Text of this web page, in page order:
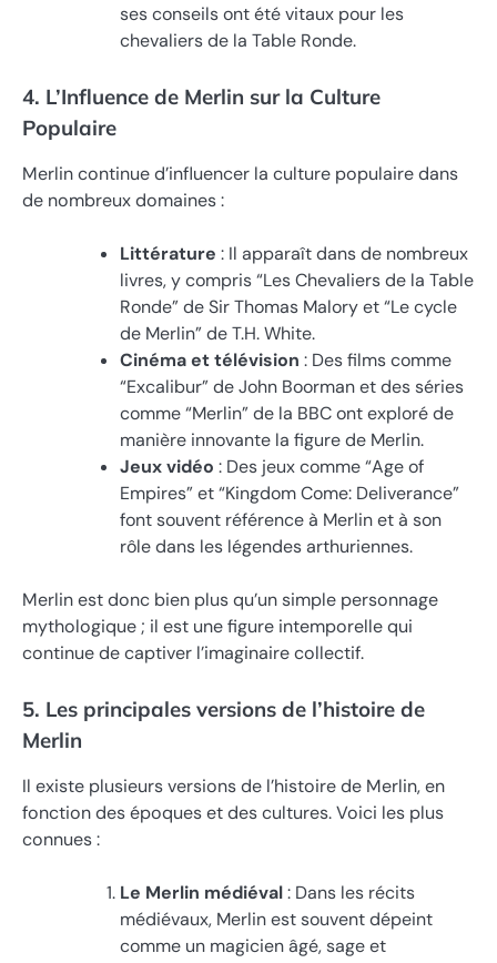
ses conseils ont été vitaux pour les
chevaliers de la Table Ronde.
4. L’Influence de Merlin sur la Culture
Populaire
Merlin continue d’influencer la culture populaire dans
de nombreux domaines :
Littérature : Il apparaît dans de nombreux
livres, y compris “Les Chevaliers de la Table
Ronde” de Sir Thomas Malory et “Le cycle
de Merlin” de T.H. White.
Cinéma et télévision : Des films comme
“Excalibur” de John Boorman et des séries
comme “Merlin” de la BBC ont exploré de
manière innovante la figure de Merlin.
Jeux vidéo : Des jeux comme “Age of
Empires” et “Kingdom Come: Deliverance”
font souvent référence à Merlin et à son
rôle dans les légendes arthuriennes.
Merlin est donc bien plus qu’un simple personnage
mythologique ; il est une figure intemporelle qui
continue de captiver l’imaginaire collectif.
5. Les principales versions de l’histoire de
Merlin
Il existe plusieurs versions de l’histoire de Merlin, en
fonction des époques et des cultures. Voici les plus
connues :
Le Merlin médiéval: Dans les récits
médiévaux, Merlin est souvent dépeint
comme un magicien âgé, sage et